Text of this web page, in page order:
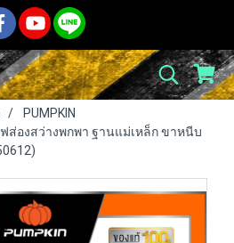
PUMPKIN
ส่องสว่างพกพา ฐานแม่เหล็ก ขาหนีบ